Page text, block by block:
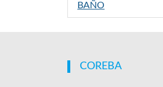
BAÑO
COREBA